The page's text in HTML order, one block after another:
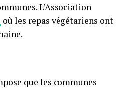
L’Association
où les repas végétariens ont
que les communes